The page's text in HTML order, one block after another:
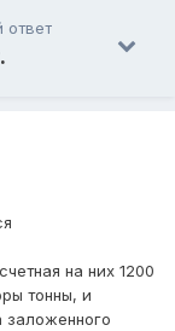
ответ
на них 1200
тонны, и
заложенного